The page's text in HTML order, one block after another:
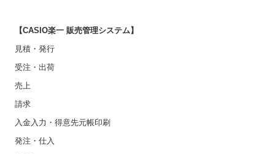
【CASIO楽一 販売管理システム】
見積・発行
受注・出荷
売上
請求
入金入力・得意先元帳印刷
発注・仕入